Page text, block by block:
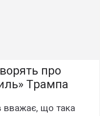
пpо
Тpaмпa
ввaжaє, що тaкa